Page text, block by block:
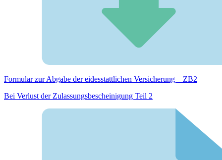
Formular zur Abgabe der eides­stattlichen Versicherung – ZB2
Bei Verlust der Zulassungsbescheinigung Teil 2